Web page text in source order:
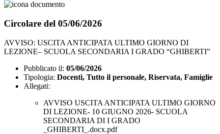
Circolare del 05/06/2026
AVVISO: USCITA ANTICIPATA ULTIMO GIORNO DI
LEZIONE– SCUOLA SECONDARIA I GRADO “GHIBERTI”
Pubblicato il: 05/06/2026
Tipologia: Docenti, Tutto il personale, Riservata, Famiglie
Allegati:
AVVISO USCITA ANTICIPATA ULTIMO GIORNO
DI LEZIONE- 10 GIUGNO 2026- SCUOLA
SECONDARIA DI I GRADO
_GHIBERTI_.docx.pdf